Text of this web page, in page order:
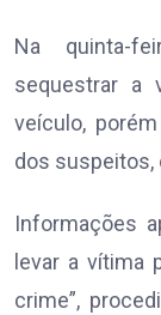
Na quinta-
sequestrar a
veículo,
dos suspeitos,
Informações
levar a vítima
crime”,